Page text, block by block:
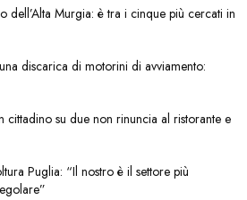
dell’Alta Murgia: è tra i cinque più cercati in
discarica di motorini di avviamento:
cittadino su due non rinuncia al ristorante e
Puglia: “Il nostro è il settore più